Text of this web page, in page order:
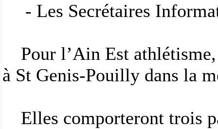
- Les Secrétaires
Pour l’Ain Est
à St Genis-Pouilly dans la
Elles comporteront trois